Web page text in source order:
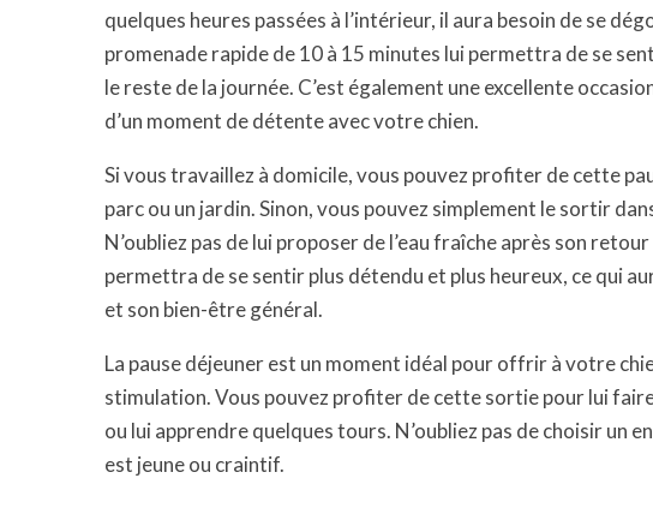
quelques heures passées à l’intérieur, il aura besoin de se
promenade rapide de 10 à 15 minutes lui permettra de se
le reste de la journée. C’est également une excellente
d’un moment de détente avec votre chien.
Si vous travaillez à domicile, vous pouvez profiter de cette
parc ou un jardin. Sinon, vous pouvez simplement le sortir
N’oubliez pas de lui proposer de l’eau fraîche après son
permettra de se sentir plus détendu et plus heureux, ce qui
et son bien-être général.
La pause déjeuner est un moment idéal pour offrir à votre
stimulation. Vous pouvez profiter de cette sortie pour lui
ou lui apprendre quelques tours. N’oubliez pas de choisir un
est jeune ou craintif.